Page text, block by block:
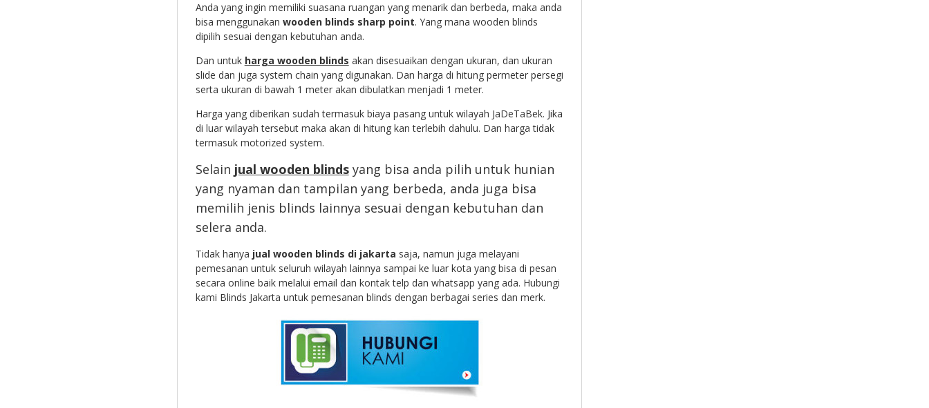
Anda yang ingin memiliki suasana ruangan yang menarik dan berbeda, maka anda
bisa menggunakan wooden blinds sharp point. Yang mana wooden blinds
dipilih sesuai dengan kebutuhan anda.
Dan untuk harga wooden blinds akan disesuaikan dengan ukuran, dan ukuran
slide dan juga system chain yang digunakan. Dan harga di hitung permeter persegi
serta ukuran di bawah 1 meter akan dibulatkan menjadi 1 meter.
Harga yang diberikan sudah termasuk biaya pasang untuk wilayah JaDeTaBek. Jika
di luar wilayah tersebut maka akan di hitung kan terlebih dahulu. Dan harga tidak
termasuk motorized system.
Selain jual wooden blindsyang bisa anda pilih untuk hunian
yang nyaman dan tampilan yang berbeda, anda juga bisa
memilih jenis blinds lainnya sesuai dengan kebutuhan dan
selera anda.
Tidak hanya jual wooden blinds di jakarta saja, namun juga melayani
pemesanan untuk seluruh wilayah lainnya sampai ke luar kota yang bisa di pesan
secara online baik melalui email dan kontak telp dan whatsapp yang ada. Hubungi
kami Blinds Jakarta untuk pemesanan blinds dengan berbagai series dan merk.